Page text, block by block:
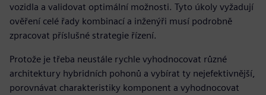
vozidla a validovat optimální možnosti. Tyto úkoly vyžadují
ověření celé řady kombinací a inženýři musí podrobně
zpracovat příslušné strategie řízení.
Protože je třeba neustále rychle vyhodnocovat různé
architektury hybridních pohonů a vybírat ty nejefektivnější,
porovnávat charakteristiky komponent a vyhodnocovat